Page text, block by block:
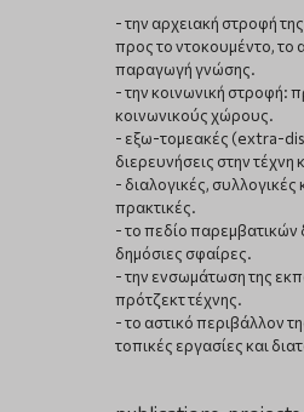
- την αρχειακή στροφή
προς το ντοκουμέντο, το
παραγωγή γνώσης.
- την κοινωνική στροφή:
κοινωνικούς χώρους.
- εξω-τομεακές (extra-
διερευνήσεις στην τέχνη
- διαλογικές, συλλογικές
πρακτικές.
- το πεδίο παρεμβατικών
δημόσιες σφαίρες.
- την ενσωμάτωση της
πρότζεκτ τέχνης.
- το αστικό περιβάλλον
τοπικές εργασίες και